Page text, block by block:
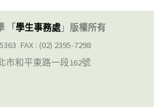
「學生事務處 」 版權所有
FAX : (02) 2395-7298
市和平東路一段162號